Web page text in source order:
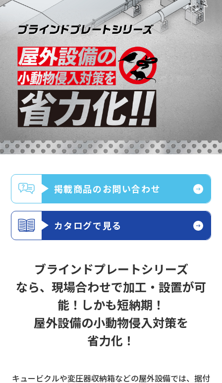
掲載商品のお問い合わせ
カタログで見る
ブラインドプレートシリーズ
なら、 現場合わせで加工・設置が可
能！しかも短納期！
屋外設備の小動物侵入対策を
省力化！
キュービクルや変圧器収納箱などの屋外設備では、据付